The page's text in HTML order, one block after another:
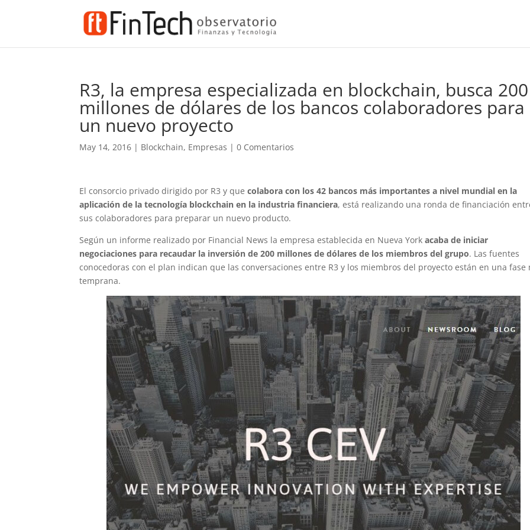
R3, la empresa especializada en blockchain, busca 200
millones de dólares de los bancos colaboradores para
un nuevo proyecto
May 14, 2016 | Blockchain, Empresas |0 Comentarios
El consorcio privado dirigido por R3 y que colabora con los 42 bancos más importantes a nivel mundial en la
aplicación de la tecnología blockchain en la industria financiera, está realizando una ronda de financiación
sus colaboradores para preparar un nuevo producto.
Según un informe realizado por Financial News la empresa establecida en Nueva Yorkacaba de iniciar
negociaciones para recaudar la inversión de 200 millones de dólares de los miembros del grupo. Las fuentes
conocedoras con el plan indican que las conversaciones entre R3 y los miembros del proyecto están en una fase
temprana.